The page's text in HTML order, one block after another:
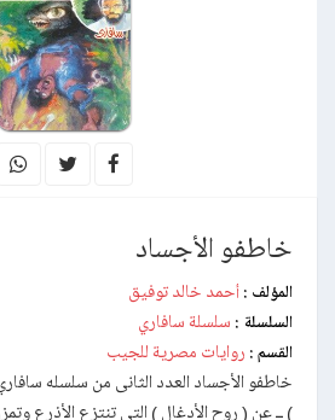
خاطفو الأجساد
المؤلف : أحمد خالد توفيق
السلسلة : سلسلة سافاري
القسم : روايات مصرية للجيب
خاطفو الأجساد العدد الثانى من سلسله
) ــ عن ( روح الأدغال ) التى تنتزع الأذرع